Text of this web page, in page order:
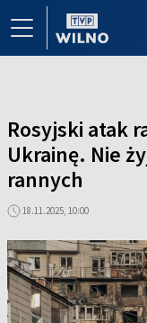
Rosyjski atak
Ukrainę. Nie
rannych
18.11.2025, 10:00